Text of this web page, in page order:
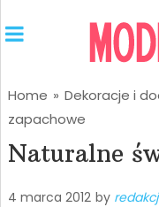
Home » Dekoracje i
zapachowe
Naturalne
4 marca 2012 by